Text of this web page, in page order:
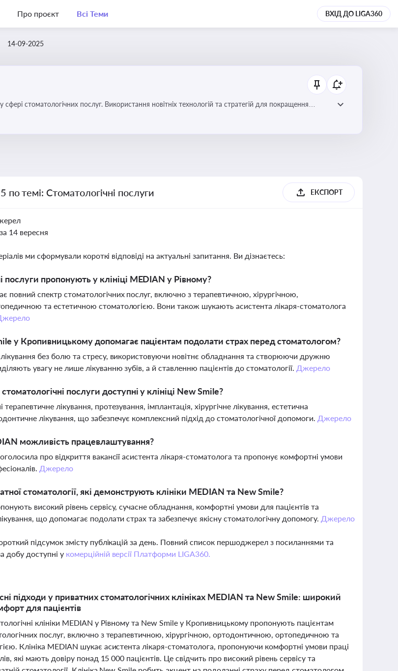
Про проєкт Всі Теми ВХІД ДО LIGA360
14-09-2025
послуг. Використання новітніх технологій та стратегій для покращення
по темі: Стоматологічні послуги ЕКСПОРТ
14 вересня
ми сформували короткі відповіді на актуальні запитання. Ви дізнаєтесь:
послуги пропонують у клініці MEDIAN у Рівному?
повний спектр стоматологічних послуг, включно з терапевтичною, хірургічною,
та естетичною стоматологією. Вони також шукають асистента лікаря-стоматолога
у Кропивницькому допомагає пацієнтам подолати страх перед стоматологом?
без болю та стресу, використовуючи новітнє обладнання та створюючи дружню
увагу не лише лікуванню зубів, а й ставленню пацієнтів до стоматології. Джерело
стоматологічні послуги доступні у клініці New Smile?
лікування, протезування, імплантація, хірургічне лікування, естетична
лікування, що забезпечує комплексний підхід до стоматологічної допомоги. Джерело
можливість працевлаштування?
про відкриття вакансії асистента лікаря-стоматолога та пропонує комфортні умови
Джерело
стоматології, які демонструють клініки MEDIAN та New Smile?
високий рівень сервісу, сучасне обладнання, комфортні умови для пацієнтів та
що допомагає подолати страх та забезпечує якісну стоматологічну допомогу. Джерело
підсумок змісту публікацій за день. Повний список першоджерел з посиланнями та
добу доступні у комерційній версії Платформи LIGA360.
підходи у приватних стоматологічних клініках MEDIAN та New Smile: широкий
для пацієнтів
клініки MEDIAN у Рівному та New Smile у Кропивницькому пропонують пацієнтам
послуг, включно з терапевтичною, хірургічною, ортодонтичною, ортопедичною та
Клініка MEDIAN шукає асистента лікаря-стоматолога, пропонуючи комфортні умови праці
які мають довіру понад 15 000 пацієнтів. Це свідчить про високий рівень сервісу та